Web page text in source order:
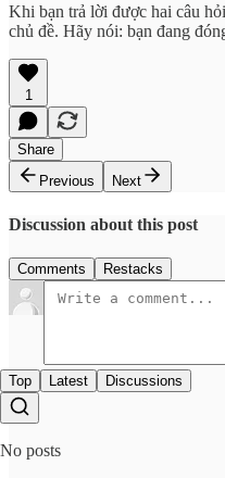
Khi bạn trả lời được hai câu
chủ đề. Hãy nói: bạn đang
1
Share
Previous
Next
Discussion about this post
Comments Restacks
Top Latest Discussions
No posts